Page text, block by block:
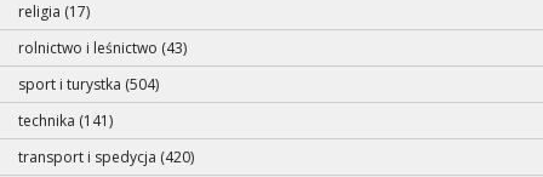
religia (17)
rolnictwo i leśnictwo (43)
sport i turystka (504)
technika (141)
transport i spedycja (420)